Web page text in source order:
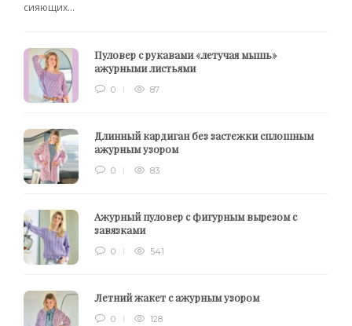
сияющих...
Пуловер с рукавами «летучая мышь»
ажурными листьями
0 87
Длинный кардиган без застежки сплошным
ажурным узором
0 83
Ажурный пуловер с фигурным вырезом с
завязками
0 541
Летний жакет с ажурным узором
0 128